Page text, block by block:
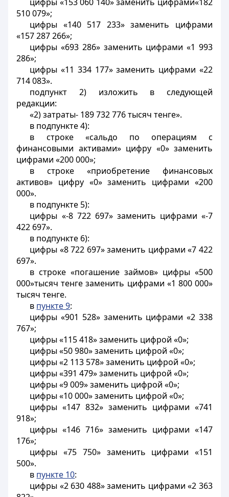
510 079»;
цифры «140 517 233» заменить цифрами
«157 287 266»;
цифры «693 286» заменить цифрами «1 993
286»;
цифры «11 334 177» заменить цифрами «22
714 083».
подпункт 2) изложить в следующей
редакции:
«2) затраты- 189 732 776 тысяч тенге».
в подпункте 4):
в строке «сальдо по операциям с
финансовыми активами» цифру «0» заменить
цифрами «200 000»;
в строке «приобретение финансовых
активов» цифру «0» заменить цифрами «200
000».
в подпункте 5):
цифры «-8 722 697» заменить цифрами «-7
422 697».
в подпункте 6):
цифры «8 722 697» заменить цифрами «7 422
697».
в строке «погашение займов» цифры «500
000»тысяч тенге заменить цифрами «1 800 000»
тысяч тенге.
в пункте 9:
цифры «901 528» заменить цифрами «2 338
767»;
цифры «115 418» заменить цифрой «0»;
цифры «50 980» заменить цифрой «0»;
цифры «2 113 578» заменить цифрой «0»;
цифры «391 479» заменить цифрой «0»;
цифры «9 009» заменить цифрой «0»;
цифры «10 000» заменить цифрой «0»;
цифры «147 832» заменить цифрами «741
918»;
цифры «146 716» заменить цифрами «147
176»;
цифры «75 750» заменить цифрами «151
500».
в пункте 10:
цифры «2 630 488» заменить цифрами «2 363